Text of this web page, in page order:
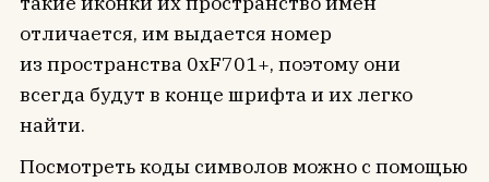
отличается, им выдается номер
из пространства 0xF701+, поэтому они
всегда будут в конце шрифта и их легко
найти.
Посмотреть коды символов можно с помощью